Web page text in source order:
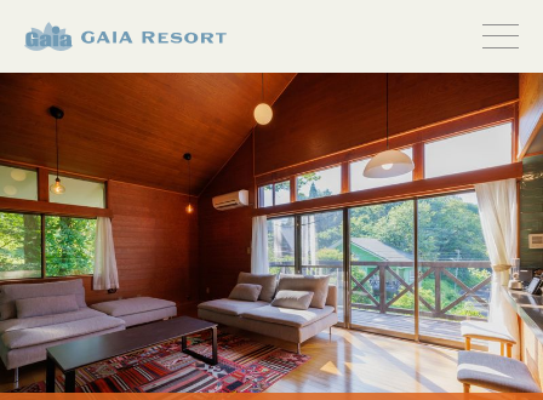
【公式】ガイ
アリゾート